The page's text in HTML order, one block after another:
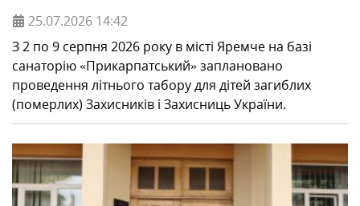
25.07.2026 14:42
З 2 по 9 серпня 2026 року в місті Яремче на базі
санаторію «Прикарпатський» заплановано
проведення літнього табору для дітей загиблих
(померлих) Захисників і Захисниць України.